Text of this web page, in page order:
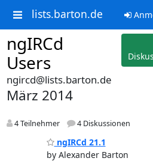
lists.barton.de
ngIRCd
Users
ngircd@lists.barton.de
März 2014
4 Teilnehmer 4 Diskussionen
ngIRCd 21.1
by Alexander Barton